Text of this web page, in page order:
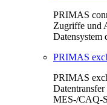
PRIMAS
Zugriffe und
Datensystem
PRIMAS
PRIMAS
MES-/CAQ-